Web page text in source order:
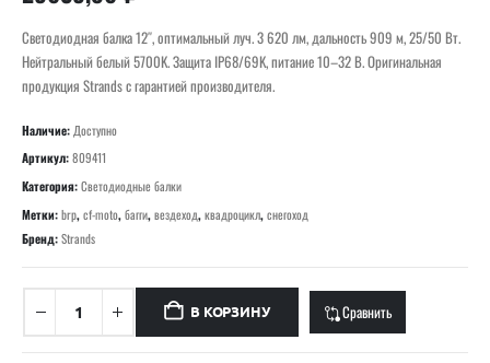
Светодиодная балка 12″, оптимальный луч. 3 620 лм, дальность 909 м, 25/50 Вт.
Нейтральный белый 5700K. Защита IP68/69K, питание 10–32 В. Оригинальная
продукция Strands с гарантией производителя.
Наличие: Доступно
Артикул:809411
Категория:Светодиодные балки
Метки:brp,cf-moto,багги,вездеход,квадроцикл,снегоход
Бренд:Strands
В КОРЗИНУ Сравнить